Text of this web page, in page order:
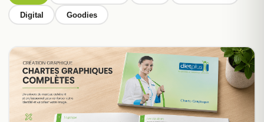
Digital Goodies